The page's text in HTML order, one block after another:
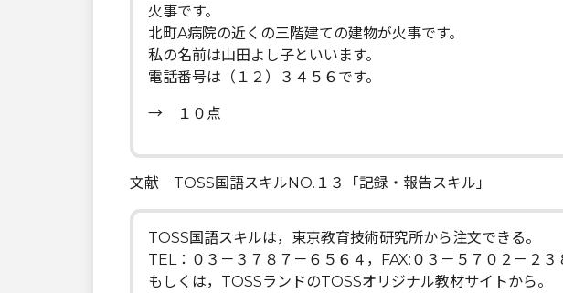
火事です。
北町A病院の近くの三階建ての建物が火事です。
私の名前は山田よし子といいます。
電話番号は（１２）３４５６です。
→ １０点
文献 TOSS国語スキルNO.１３「記録・報告スキル」
TOSS国語スキルは，東京教育技術研究所から注文できる。
TEL：０３－３７８７－６５６４，FAX:０３－５７０２－２３
もしくは，TOSSランドのTOSSオリジナル教材サイトから。